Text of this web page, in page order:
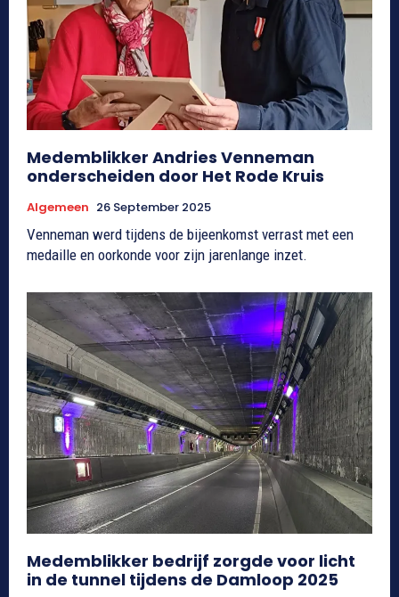
Medemblikker Andries Venneman
onderscheiden door Het Rode Kruis
Algemeen 26 September 2025
Venneman werd tijdens de bijeenkomst verrast met een
medaille en oorkonde voor zijn jarenlange inzet.
Medemblikker bedrijf zorgde voor licht
in de tunnel tijdens de Damloop 2025